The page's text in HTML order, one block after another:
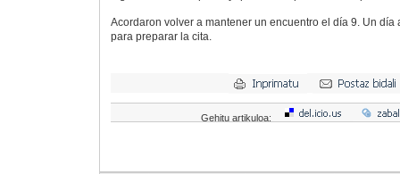
Acordaron volver a mantener un encuentro el día 9. Un día
para preparar la cita.
Gehitu artikuloa: